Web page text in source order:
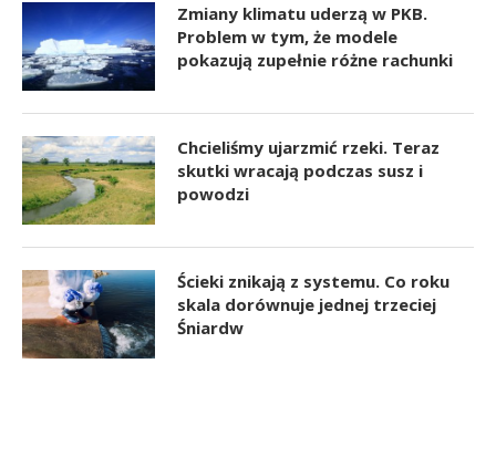
Zmiany klimatu uderzą w PKB.
Problem w tym, że modele
pokazują zupełnie różne rachunki
Chcieliśmy ujarzmić rzeki. Teraz
skutki wracają podczas susz i
powodzi
Ścieki znikają z systemu. Co roku
skala dorównuje jednej trzeciej
Śniardw